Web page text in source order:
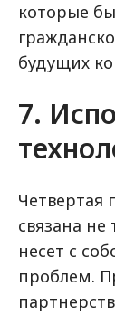
которые
будущих
7.
связана
несет с
проблем.